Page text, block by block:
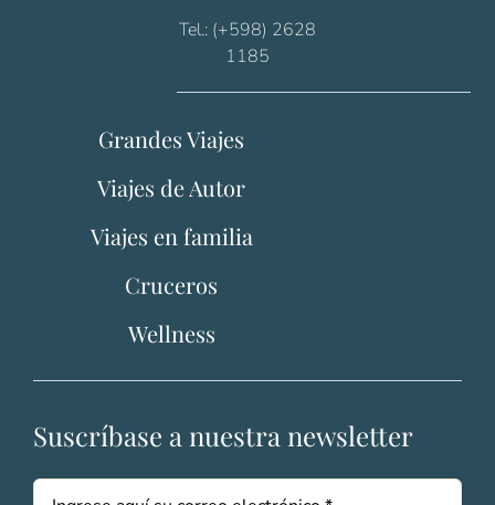
Tel.: (+598) 2628
1185
Grandes Viajes
Viajes de Autor
Viajes en familia
Cruceros
Wellness
Suscríbase a nuestra newsletter